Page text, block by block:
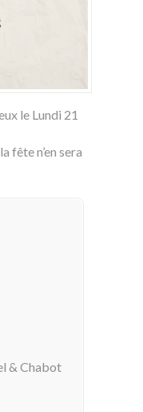
le Lundi 21
fête n’en sera
& Chabot